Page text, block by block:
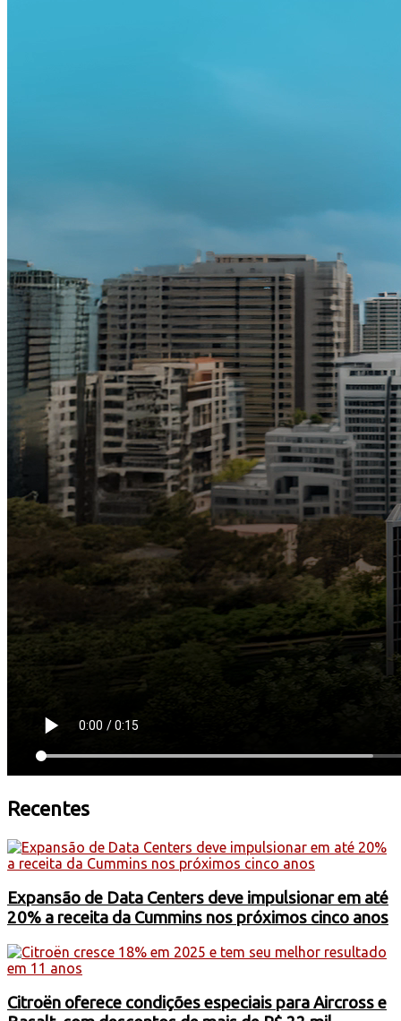
Recentes
Expansão de Data Centers deve impulsionar em até
20% a receita da Cummins nos próximos cinco anos
Citroën oferece condições especiais para Aircross e